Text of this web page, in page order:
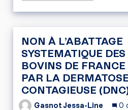
NON À L’ABATTAGE
SYSTEMATIQUE DES
BOVINS DE FRANCE
PAR LA
CONTAGIEUSE
Gasnot Jessa-Line 0